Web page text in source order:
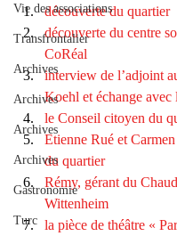
Vie des associations
Transfrontalier
Archives
Archives
Archives
Archives
Gastronomie
Turc
découverte du quartier
découverte du centre
CoRéal
interview de l’adjoint
Koehl et échange avec
le Conseil citoyen du
Etienne Rué et
du quartier
Rémy, gérant du
Wittenheim
la pièce de théâtre «